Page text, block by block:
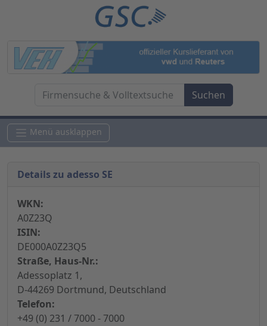
Menü ausklappen
Details zu adesso SE
WKN:
A0Z23Q
ISIN:
DE000A0Z23Q5
Straße, Haus-Nr.:
Adessoplatz 1,
D-44269 Dortmund, Deutschland
Telefon:
+49 (0) 231 / 7000 - 7000